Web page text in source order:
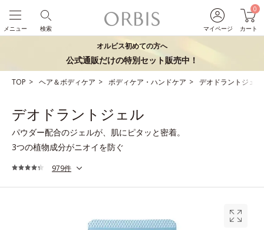
マイページ
0
カート
検索
メニュー
オルビス初めての方へ
公式通販だけの特別セット販売中！
TOP ヘア＆ボディケア ボディケア・ハンドケア デオドラントジェル
デオドラントジェル
パウダー配合のジェルが、肌にピタッと密着。
3つの植物成分がニオイを防ぐ
979件